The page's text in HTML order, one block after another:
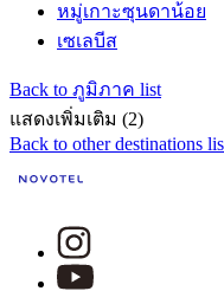
หมู่เกาะซุนดาน้อย
เซเลบีส
Back to ภูมิภาค list
แสดงเพิ่มเติม (2)
Back to other destinations